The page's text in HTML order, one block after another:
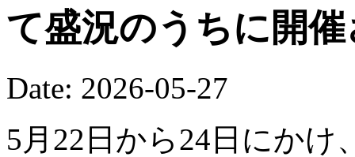
て盛況のうちに開
Date: 2026-05-27
5月22日から24日にかけ